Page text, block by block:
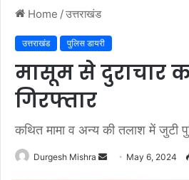
Home /उत्तराखंड
उत्तराखंड पुलिस डायरी
मासूम से दुराचार
गिरफ्तार
कथित मामा व अन्य की तलाश में जुटी
Durgesh Mishra
Send May 6, 2024